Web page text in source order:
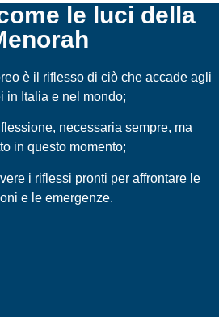
le luci della
è il riflesso di ciò che accade agli
in Italia e nel mondo;
necessaria sempre, ma
in questo momento;
i riflessi pronti per affrontare le
e le emergenze.